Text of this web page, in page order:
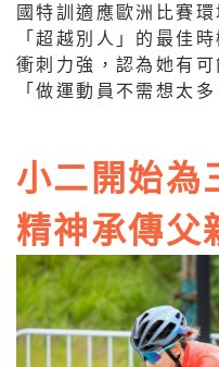
國特訓適應歐洲比賽
「超越別人」的最佳
衝刺力強，認為她有
「做運動員不需想太
小二開始為
精神承傳父